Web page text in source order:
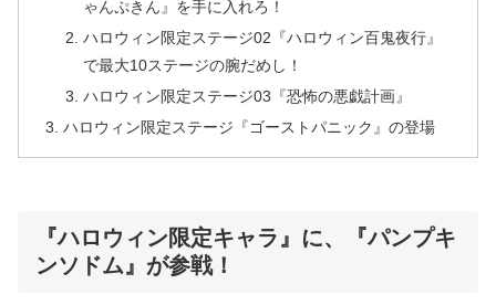
ゃんぷきん』を手に入れろ！
ハロウィン限定ステージ02『ハロウィン百鬼夜行』
で最大10ステージの腕だめし！
ハロウィン限定ステージ03『恐怖の悪戯計画』
ハロウィン限定ステージ『ゴーストパニック』の登場
『ハロウィン限定キャラ』に、『パンプキ
ンソドム』が参戦！